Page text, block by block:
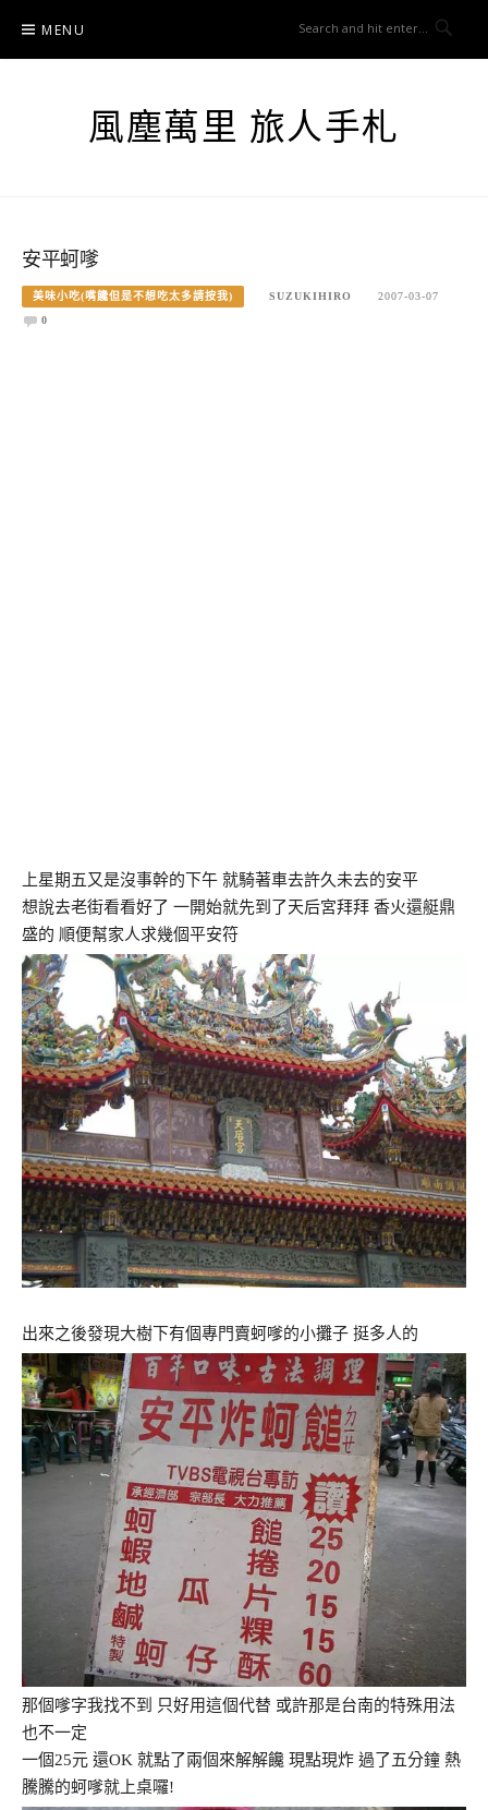
content
MENU
風塵萬里 旅人手札
安平蚵嗲
美味小吃(嘴饞但是不想吃太多請按我) SUZUKIHIRO
2007-03-07
0
上星期五又是沒事幹的下午 就騎著車去許久未去的安平
想說去老街看看好了 一開始就先到了天后宮拜拜 香火還艇鼎
盛的 順便幫家人求幾個平安符
出來之後發現大樹下有個專門賣蚵嗲的小攤子 挺多人的
那個嗲字我找不到 只好用這個代替 或許那是台南的特殊用法
也不一定
一個25元 還OK 就點了兩個來解解饞 現點現炸 過了五分鐘 熱
騰騰的蚵嗲就上桌囉!